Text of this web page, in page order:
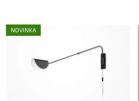
NOVINKA